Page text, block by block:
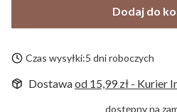
Dodaj do
Czas wysyłki:5 dni roboczych
Dostawaod 15,99 zł - Kurier
dostępny na